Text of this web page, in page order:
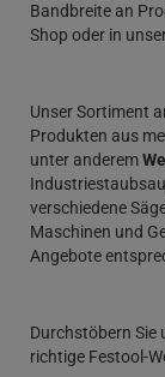
Bandbreite an
Shop oder in
Unser Sortiment
Produkten aus
unter anderem
verschiedene
Maschinen und
Angebote
Durchstöbern Sie
richtige Festool-